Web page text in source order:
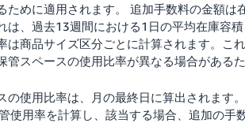
ために適用されます。
追加手数料の金額は
は、過去13週間における1日の平均在庫容
は商品サイズ区分ごとに計算されます。こ
管スペースの使用比率が異なる場合がある
の使用比率は、月の最終日に算出されます
使用率を計算し、該当する場合、追加の手